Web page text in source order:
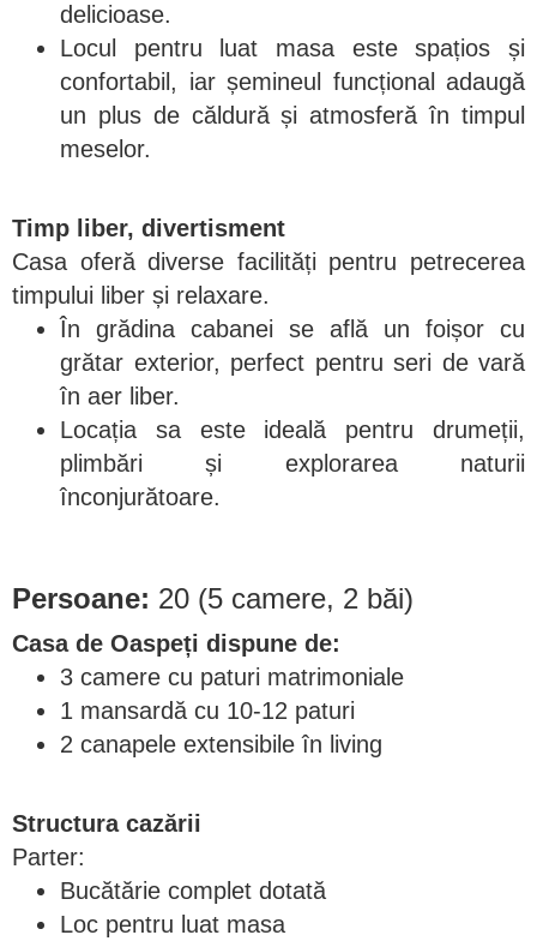
delicioase.
Locul pentru luat masa este spațios și
confortabil, iar șemineul funcțional adaugă
un plus de căldură și atmosferă în timpul
meselor.
Timp liber, divertisment
Casa oferă diverse facilități pentru petrecerea
timpului liber și relaxare.
În grădina cabanei se află un foișor cu
grătar exterior, perfect pentru seri de vară
în aer liber.
Locația sa este ideală pentru drumeții,
plimbări și explorarea naturii
înconjurătoare.
Persoane: 20 (5 camere, 2 băi)
Casa de Oaspeți dispune de:
3 camere cu paturi matrimoniale
1 mansardă cu 10-12 paturi
2 canapele extensibile în living
Structura cazării
Parter:
Bucătărie complet dotată
Loc pentru luat masa